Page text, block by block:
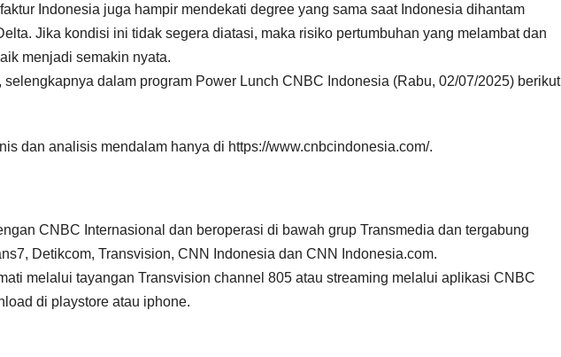
Indonesia juga hampir mendekati degree yang sama saat Indonesia dihantam
Jika kondisi ini tidak segera diatasi, maka risiko pertumbuhan yang melambat dan
menjadi semakin nyata.
dalam program Power Lunch CNBC Indonesia (Rabu, 02/07/2025) berikut
dan analisis mendalam hanya di https://www.cnbcindonesia.com/.
CNBC Internasional dan beroperasi di bawah grup Transmedia dan tergabung
Detikcom, Transvision, CNN Indonesia dan CNN Indonesia.com.
melalui tayangan Transvision channel 805 atau streaming melalui aplikasi CNBC
di playstore atau iphone.